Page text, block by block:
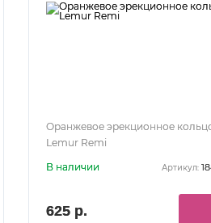
Оранжевое эрекционное
Lemur Remi
В наличии
Артикул:
625 р.